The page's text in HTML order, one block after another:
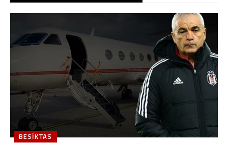
BESIKTAS